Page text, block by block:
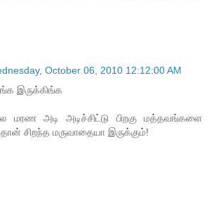
October 06, 2010 12:12:00 AM
இருக்கிங்க
மரண அடி அடிச்சிட்டு பிறகு மத்தவங்களை
சிறந்த மருவாதையா இருக்கும்!